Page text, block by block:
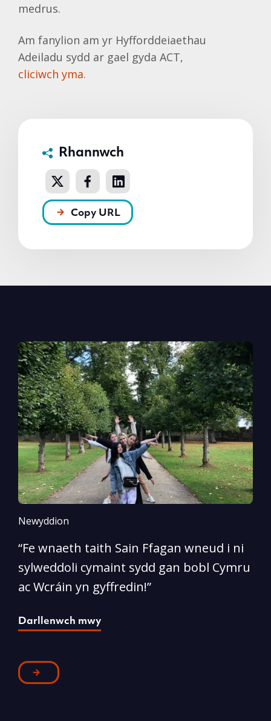
medrus.
Am fanylion am yr Hyfforddeiaethau
Adeiladu sydd ar gael gyda ACT,
cliciwch yma.
Rhannwch
Copy URL
Newyddion
“Fe wnaeth taith Sain Ffagan wneud i ni
sylweddoli cymaint sydd gan bobl Cymru
ac Wcráin yn gyffredin!”
Darllenwch mwy